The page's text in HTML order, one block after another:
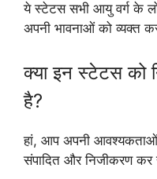
ये स्टेटस सभी आयु वर्ग के
अपनी भावनाओं को व्यक्त
क्या इन स्टेटस को
है?
हां, आप अपनी
संपादित और निजीकरण